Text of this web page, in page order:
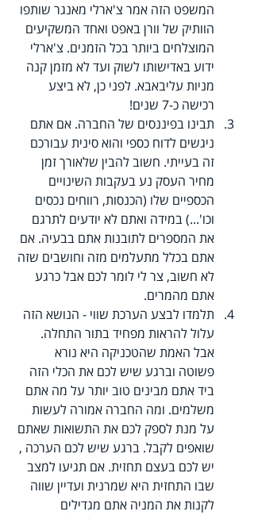
המשפט הזה אמר צ'ארלי מאנגר שותפו
הוותיק של וורן באפט ואחד המשקיעים
המוצלחים ביותר בכל הזמנים. צ'ארלי
ידוע באדישותו לשוק ועד לא מזמן קנה
מניות עליבאבא. לפני כן, לא ביצע
רכישה כ-7 שנים!
תבינו בפיננסים של החברה. אם אתם
ניגשים לדוח כספי והוא סינית עבורכם
זה בעייתי. חשוב להבין שלאורך זמן
מחיר העסק נע בעקבות השינויים
הכספיים שלו (הכנסות, רווחים נכסים
וכו'...) במידה ואתם לא יודעים לתרגם
את המספרים לתובנות אתם בבעיה. אם
אתם בכלל מתעלמים מזה וחושבים שזה
לא חשוב, צר לי לומר לכם אבל כרגע
אתם מהמרים.
תלמדו לבצע הערכת שווי - הנושא הזה
עלול להראות מפחיד בתור התחלה.
אבל האמת שהטכניקה היא נורא
פשוטה וברגע שיש לכם את הכלי הזה
ביד אתם מבינים טוב יותר על מה אתם
משלמים. ומה החברה אמורה לעשות
על מנת לספק לכם את התשואות שאתם
שואפים לקבל. ברגע שיש לכם הערכה ,
יש לכם בעצם תחזית. אם תגיעו למצב
שבו התחזית היא שמרנית ועדיין שווה
לקנות את המניה אתם מגדילים